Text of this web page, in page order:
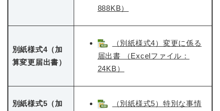
888KB）
別紙様式4（加
算変更届出書）
（別紙様式4）変更に係る
届出書 （Excelファイル：
24KB）
別紙様式5（加
（別紙様式5）特別な事情